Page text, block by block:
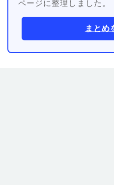
ページに整理しました。
まとめ